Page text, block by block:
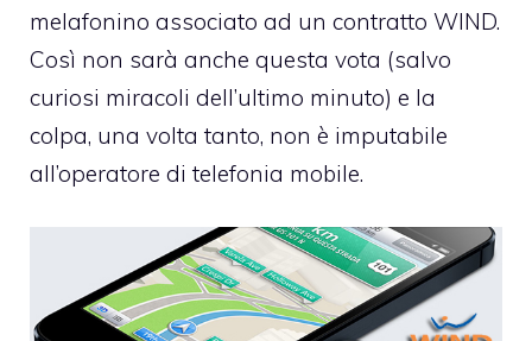
melafonino associato ad un contratto WIND.
Così non sarà anche questa vota (salvo
curiosi miracoli dell’ultimo minuto) e la
colpa, una volta tanto, non è imputabile
all’operatore di telefonia mobile.